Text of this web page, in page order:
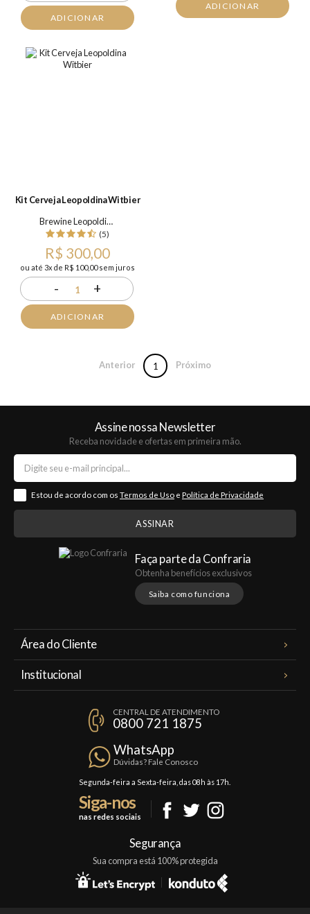
ADICIONAR
ADICIONAR
Kit Cerveja Leopoldina Witbier
Brewine Leopoldina
(5)
R$ 300,00
ou até 3x de R$ 100,00 sem juros
- 1 +
ADICIONAR
Anterior 1 Próximo
Assine nossa Newsletter
Receba novidade e ofertas em primeira mão.
Estou de acordo com os Termos de Uso e Política de Privacidade
Faça parte da Confraria
Obtenha benefícios exclusivos
Saiba como funciona
Área do Cliente
Institucional
Política de Privacidade
Trocas e Devoluções
Formas de Pagamento
CENTRAL DE ATENDIMENTO
0800 721 1875
WhatsApp
Dúvidas? Fale Conosco
Segunda-feira a Sexta-feira, das 08h às 17h.
Siga-nos
nas redes sociais
Segurança
Sua compra está 100% protegida